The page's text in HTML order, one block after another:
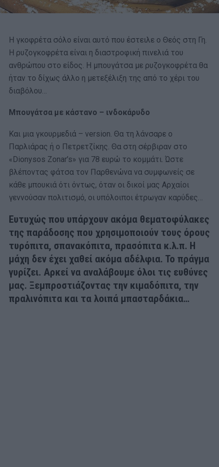
Η γκοφρέτα σόλο είναι αυτό που έστειλε ο Θεός στη Γη.
Η ρυζογκοφρέτα είναι η διαστροφική πινελιά του
ανθρώπου στο είδος. Η μπουγάτσα με ρυζογκοφρέτα θα
ήταν το δίχως άλλο η μετεξέλιξη της από το χέρι του
διαβόλου…
Μπουγάτσα με κάστανο – ινδοκάρυδο
Και μια γκουρμεδιά – version. Θα τη λάνσαρε ο
Παρλιάρας ή ο Πετρετζίκης. Θα στη σέρβιραν στο
«Dionysos Zonar’s» για 78 ευρώ το κομμάτι. Ώστε
βλέποντας φάτσα τον Παρθενώνα να συμφωνείς σε
κάθε μπουκιά ότι όντως, όταν οι δικοί μας Αρχαίοι
γεννούσαν πολιτισμό, οι υπόλοιποι έτρωγαν καρύδες…
Ευτυχώς που υπάρχουν ακόμα θεματοφύλακες
της παράδοσης που χρησιμοποιούν τους όρους
τυρόπιτα, σπανακόπιτα, πρασόπιτα κ.λ.π. Η
μάχη δεν έχει χαθεί ακόμα αδέλφια. Το πράγμα
γυρίζει. Αρκεί να αναλάβουμε όλοι τις ευθύνες
μας. Ξεμπροστιάζοντας την κιμαδόπιτα, την
πραλινόπιτα και τα λοιπά μπασταρδάκια…